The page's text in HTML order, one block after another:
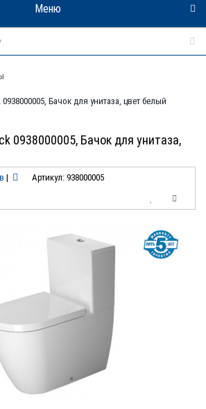
Меню
Бачок для унитаза, цвет белый
0938000005, Бачок для унитаза,
|
Артикул: 938000005